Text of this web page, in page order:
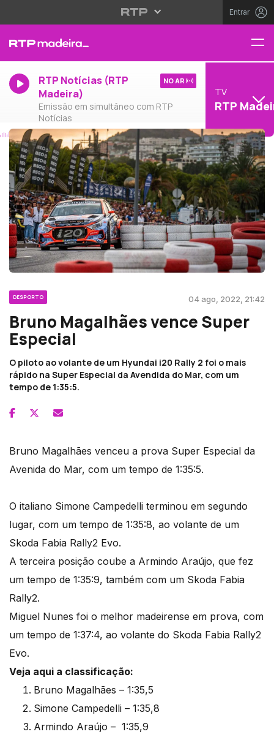
Entrar
RTP Notícias (RTP
Madeira)
Emissão em simultâneo com RTP
Notícias
NO AR
TV
RTP
DESPORTO 04 ago, 2022, 21:42
Bruno Magalhães vence Super
Especial
O piloto ao volante de um Hyundai i20 Rally 2 foi o mais
rápido na Super Especial da Avendida do Mar, com um
tempo de 1:35:5.
Bruno Magalhães venceu a prova Super Especial da
Avenida do Mar, com um tempo de 1:35:5.
O italiano Simone Campedelli terminou em segundo
lugar, com um tempo de 1:35:8, ao volante de um
Skoda Fabia Rally2 Evo.
A terceira posição coube a Armindo Araújo, que fez
um tempo de 1:35:9, também com um Skoda Fabia
Rally2.
Miguel Nunes foi o melhor madeirense em prova, com
um tempo de 1:37:4, ao volante do Skoda Fabia Rally2
Evo.
Veja aqui a classificação:
Bruno Magalhães – 1:35,5
Simone Campedelli – 1:35,8
Armindo Araújo – 1:35,9